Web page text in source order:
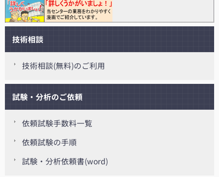
技術相談
技術相談(無料)のご利用
試験・分析のご依頼
依頼試験手数料一覧
依頼試験の手順
試験・分析依頼書(word)